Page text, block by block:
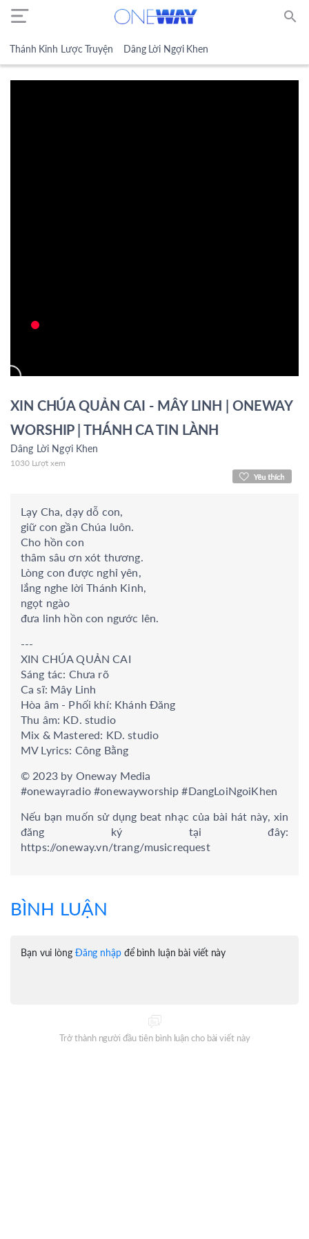
search
Thánh Kinh Lược Truyện Dâng Lời Ngợi Khen
XIN CHÚA QUẢN CAI - MÂY LINH | ONEWAY
WORSHIP | THÁNH CA TIN LÀNH
Dâng Lời Ngợi Khen
1030 Lượt xem
Lạy Cha, dạy dỗ con,
giữ con gần Chúa luôn.
Cho hồn con
thâm sâu ơn xót thương.
Lòng con được nghỉ yên,
lắng nghe lời Thánh Kinh,
ngọt ngào
đưa linh hồn con ngước lên.
---
XIN CHÚA QUẢN CAI
Sáng tác: Chưa rõ
Ca sĩ: Mây Linh
Hòa âm - Phối khí: Khánh Đăng
Thu âm: KD. studio
Mix & Mastered: KD. studio
MV Lyrics: Công Bằng
© 2023 by Oneway Media
#onewayradio #onewayworship #DangLoiNgoiKhen
Nếu bạn muốn sử dụng beat nhạc của bài hát này, xin
đăng ký tại đây:
https://oneway.vn/trang/musicrequest
BÌNH LUẬN
Bạn vui lòng Đăng nhậpđể bình luận bài viết này
Trở thành người đầu tiên bình luận cho bài viết này